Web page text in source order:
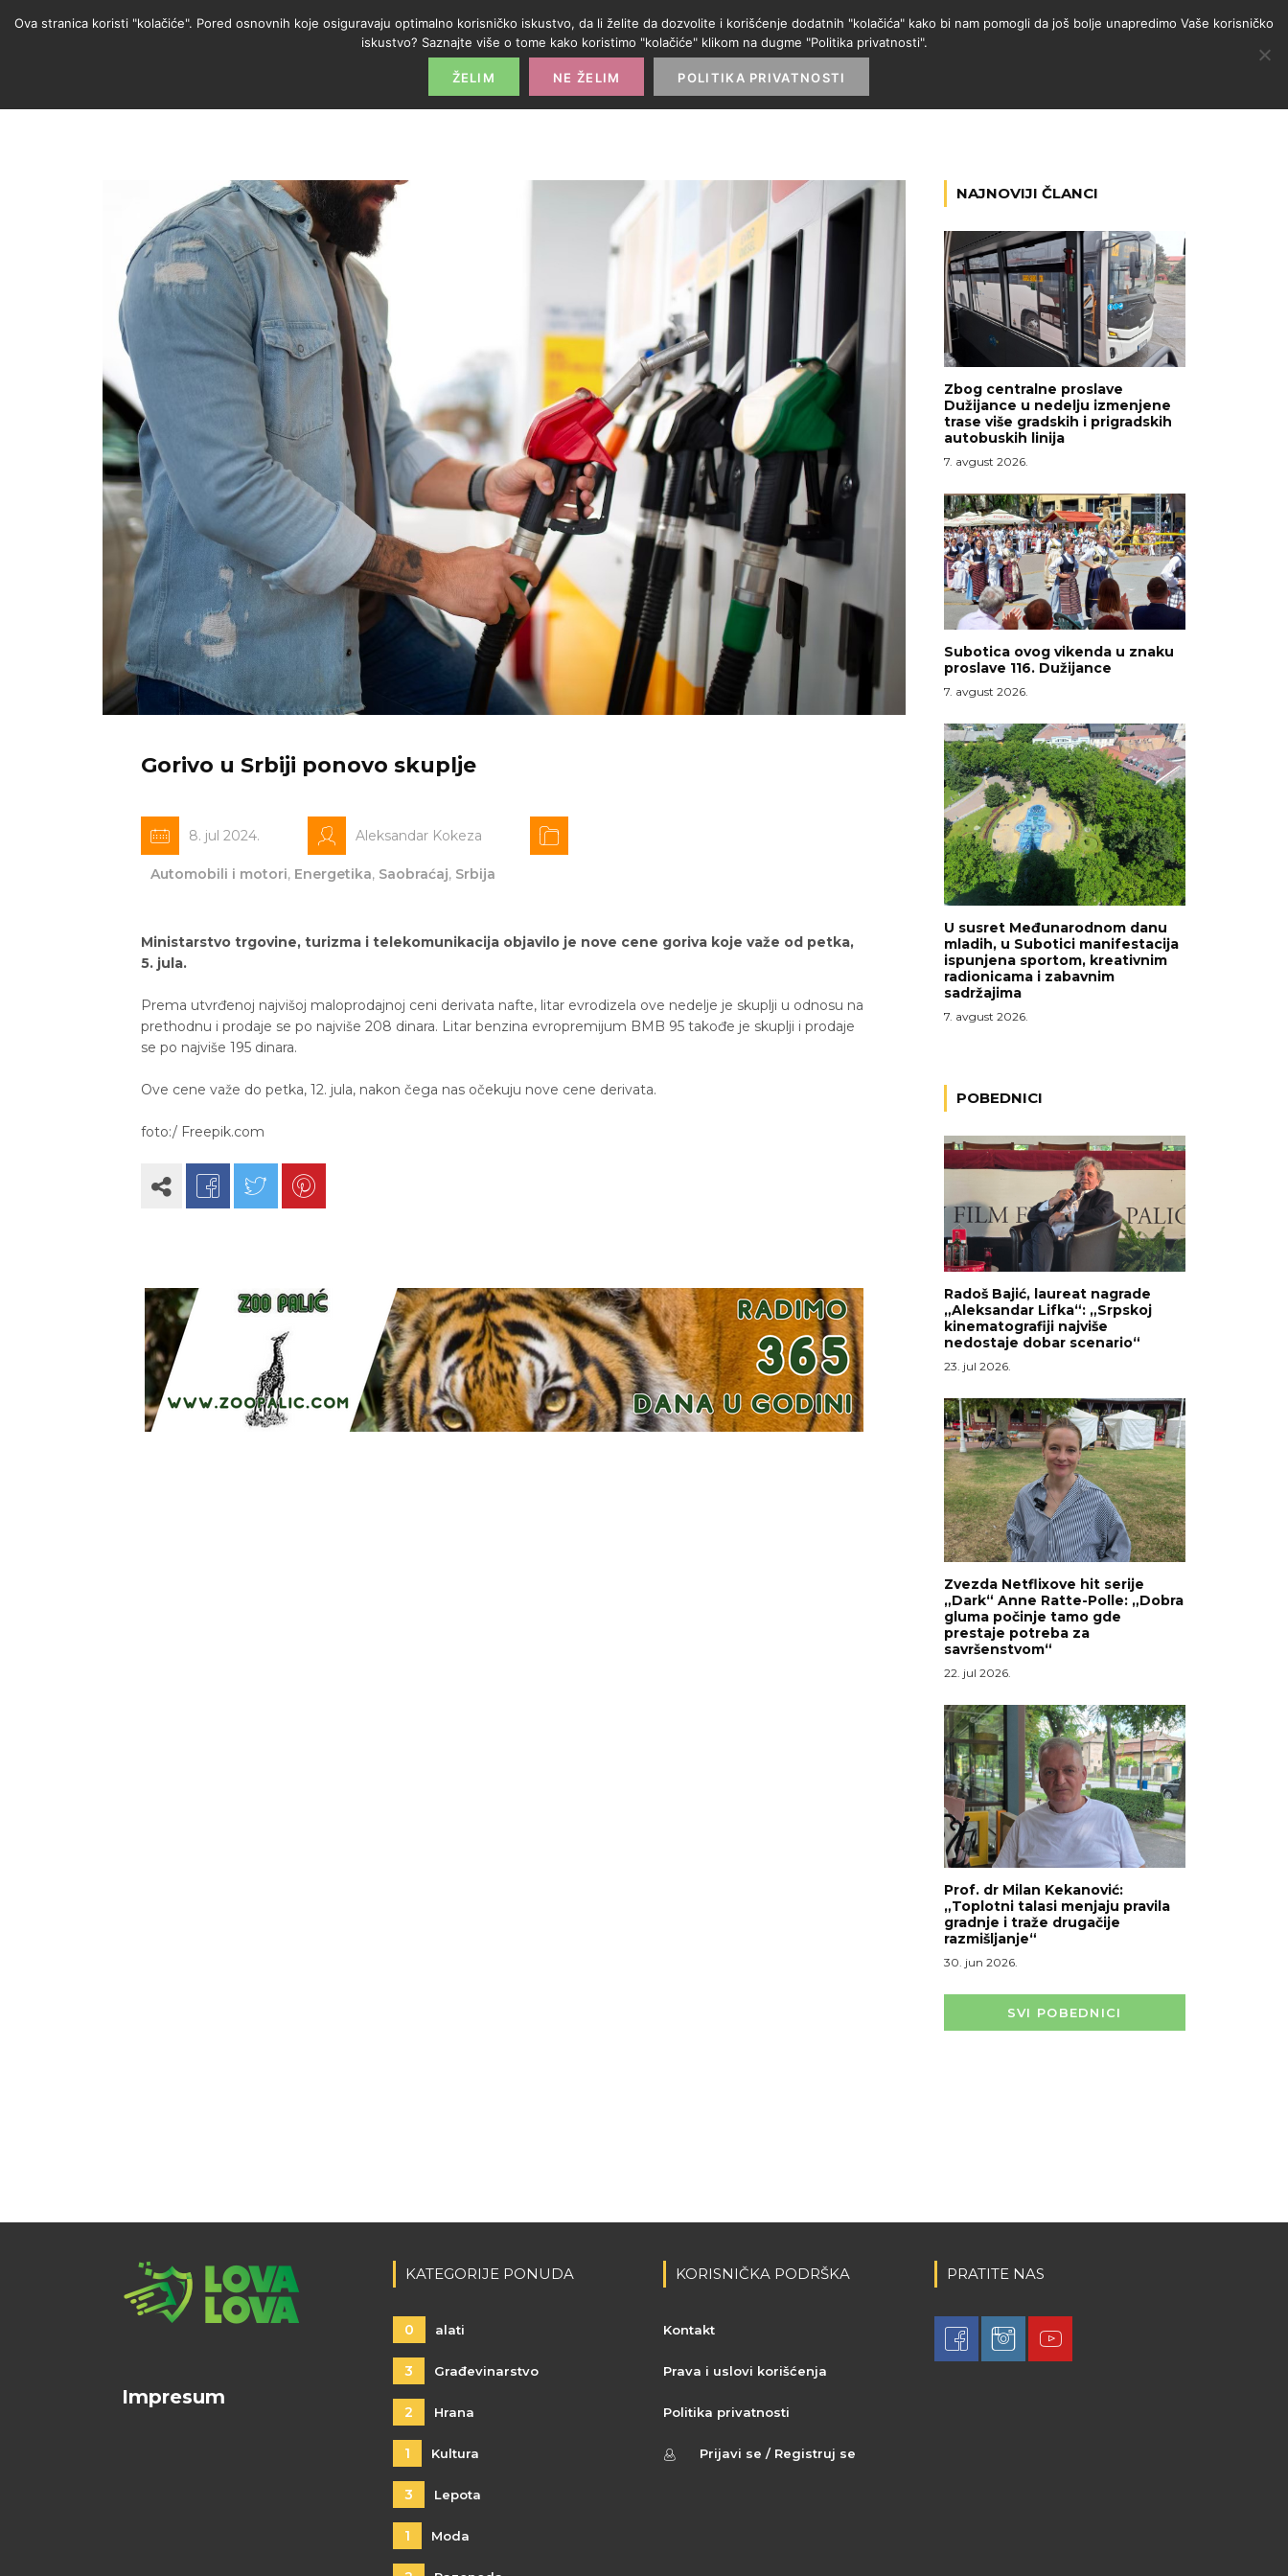
POČETNA PROMO IZLOG PARTNERI KATEGORIJE
Gorivo u Srbiji ponovo skuplje
8. jul 2024. Aleksandar Kokeza
Automobili i motori, Energetika, Saobraćaj, Srbija
Ministarstvo trgovine, turizma i telekomunikacija objavilo je nove cene goriva koje važe od petka,
5. jula.
Prema utvrđenoj najvišoj maloprodajnoj ceni derivata nafte, litar evrodizela ove nedelje je skuplji u odnosu na
prethodnu i prodaje se po najviše 208 dinara. Litar benzina evropremijum BMB 95 takođe je skuplji i prodaje
se po najviše 195 dinara.
Ove cene važe do petka, 12. jula, nakon čega nas očekuju nove cene derivata.
foto:/ Freepik.com
NAJNOVIJI ČLANCI
Zbog centralne proslave
Dužijance u nedelju izmenjene
trase više gradskih i prigradskih
autobuskih linija
7. avgust 2026.
Subotica ovog vikenda u znaku
proslave 116. Dužijance
7. avgust 2026.
U susret Međunarodnom danu
mladih, u Subotici manifestacija
ispunjena sportom, kreativnim
radionicama i zabavnim
sadržajima
7. avgust 2026.
POBEDNICI
Radoš Bajić, laureat nagrade
„Aleksandar Lifka“: „Srpskoj
kinematografiji najviše
nedostaje dobar scenario“
23. jul 2026.
Zvezda Netflixove hit serije
„Dark“ Anne Ratte-Polle: „Dobra
gluma počinje tamo gde
prestaje potreba za
savršenstvom“
22. jul 2026.
Prof. dr Milan Kekanović:
„Toplotni talasi menjaju pravila
gradnje i traže drugačije
razmišljanje“
30. jun 2026.
SVI POBEDNICI
Impresum
KATEGORIJE PONUDA
0 alati
3 Građevinarstvo
2 Hrana
1 Kultura
3 Lepota
1 Moda
KORISNIČKA PODRŠKA
Kontakt
Prava i uslovi korišćenja
Politika privatnosti
Prijavi se / Registruj se
PRATITE NAS
Ova stranica koristi "kolačiće". Pored osnovnih koje osiguravaju optimalno korisničko iskustvo, da li želite da dozvolite i korišćenje dodatnih "kolačića" kako bi nam pomogli da još bolje unapredimo Vaše korisničko
iskustvo? Saznajte više o tome kako koristimo "kolačiće" klikom na dugme "Politika privatnosti".
ŽELIM NE ŽELIM POLITIKA PRIVATNOSTI